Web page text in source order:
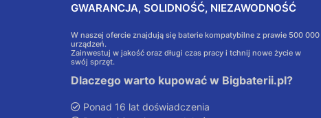
GWARANCJA, SOLIDNOŚĆ, NIEZAWODNOŚĆ
W naszej ofercie znajdują się baterie kompatybilne z prawie 500 000
urządzeń.
Zainwestuj w jakość oraz długi czas pracy i tchnij nowe życie w
swój sprzęt.
Dlaczego warto kupować w Bigbaterii.pl?
Ponad 16 lat doświadczenia